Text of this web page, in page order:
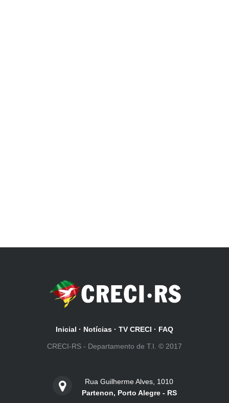
Inicial · Notícias · TV CRECI · FAQ
CRECI-RS - Departamento de T.I. © 2017
Rua Guilherme Alves, 1010
Partenon, Porto Alegre - RS